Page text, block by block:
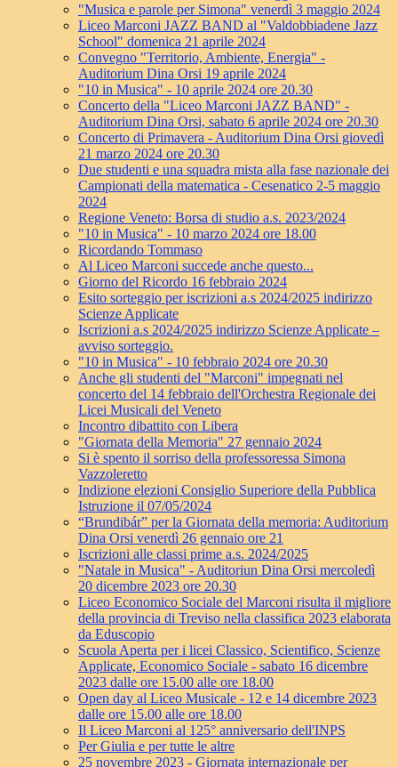
"Musica e parole per Simona" venerdì 3 maggio 2024
Liceo Marconi JAZZ BAND al "Valdobbiadene Jazz
School" domenica 21 aprile 2024
Convegno "Territorio, Ambiente, Energia" -
Auditorium Dina Orsi 19 aprile 2024
"10 in Musica" - 10 aprile 2024 ore 20.30
Concerto della "Liceo Marconi JAZZ BAND" -
Auditorium Dina Orsi, sabato 6 aprile 2024 ore 20.30
Concerto di Primavera - Auditorium Dina Orsi giovedì
21 marzo 2024 ore 20.30
Due studenti e una squadra mista alla fase nazionale dei
Campionati della matematica - Cesenatico 2-5 maggio
2024
Regione Veneto: Borsa di studio a.s. 2023/2024
"10 in Musica" - 10 marzo 2024 ore 18.00
Ricordando Tommaso
Al Liceo Marconi succede anche questo...
Giorno del Ricordo 16 febbraio 2024
Esito sorteggio per iscrizioni a.s 2024/2025 indirizzo
Scienze Applicate
Iscrizioni a.s 2024/2025 indirizzo Scienze Applicate –
avviso sorteggio.
"10 in Musica" - 10 febbraio 2024 ore 20.30
Anche gli studenti del "Marconi" impegnati nel
concerto del 14 febbraio dell'Orchestra Regionale dei
Licei Musicali del Veneto
Incontro dibattito con Libera
"Giornata della Memoria" 27 gennaio 2024
Si è spento il sorriso della professoressa Simona
Vazzoleretto
Indizione elezioni Consiglio Superiore della Pubblica
Istruzione il 07/05/2024
“Brundibár” per la Giornata della memoria: Auditorium
Dina Orsi venerdì 26 gennaio ore 21
Iscrizioni alle classi prime a.s. 2024/2025
"Natale in Musica" - Auditoriun Dina Orsi mercoledì
20 dicembre 2023 ore 20.30
Liceo Economico Sociale del Marconi risulta il migliore
della provincia di Treviso nella classifica 2023 elaborata
da Eduscopio
Scuola Aperta per i licei Classico, Scientifico, Scienze
Applicate, Economico Sociale - sabato 16 dicembre
2023 dalle ore 15.00 alle ore 18.00
Open day al Liceo Musicale - 12 e 14 dicembre 2023
dalle ore 15.00 alle ore 18.00
Il Liceo Marconi al 125° anniversario dell'INPS
Per Giulia e per tutte le altre
25 novembre 2023 - Giornata internazionale per